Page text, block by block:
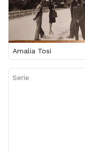
Amalia Tosi
Serie